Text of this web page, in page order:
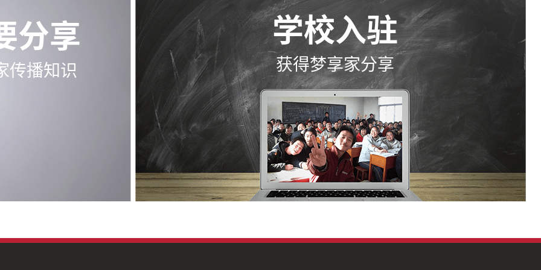
分享
传播知识
学校入驻
获得梦享家分享